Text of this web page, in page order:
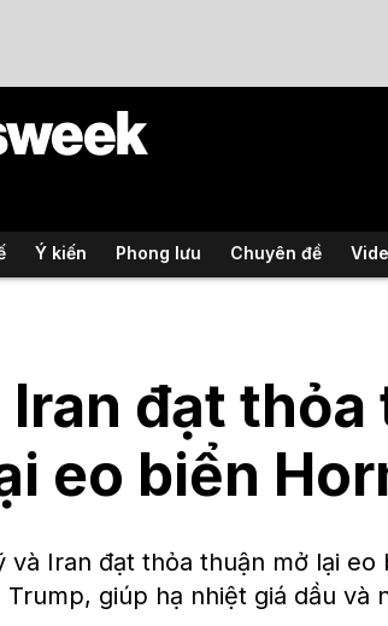
Ý kiến Phong lưu Chuyên đề
đạt
eo biển
và Iran đạt thỏa thuận mở lại
Trump, giúp hạ nhiệt giá dầu